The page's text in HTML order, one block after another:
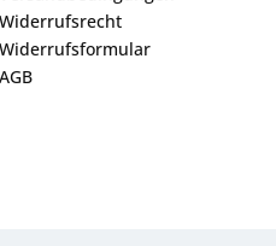
Widerrufsrecht
Widerrufsformular
AGB